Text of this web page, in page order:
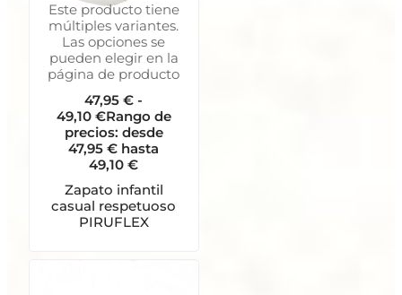
Este producto tiene
múltiples variantes.
Las opciones se
pueden elegir en la
página de producto
47,95€ -
49,10 €Rango de
precios: desde
47,95 € hasta
49,10 €
Zapato infantil
casual respetuoso
PIRUFLEX